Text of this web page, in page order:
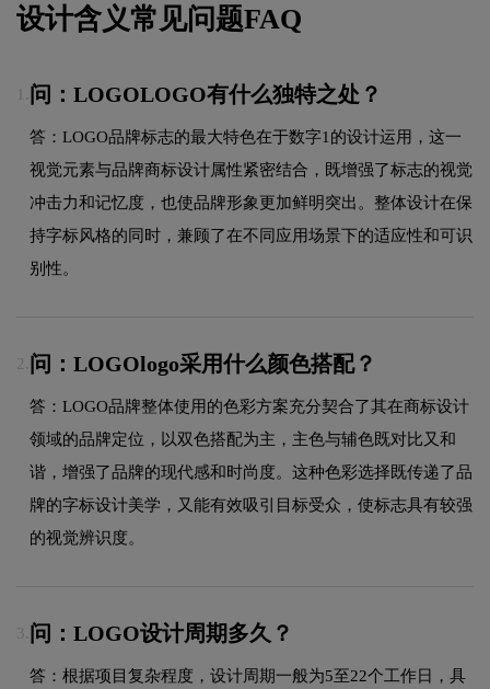
设计含义常见问题FAQ
问：LOGOLOGO有什么独特之处？
答：LOGO品牌标志的最大特色在于数字1的设计运用，这一
视觉元素与品牌商标设计属性紧密结合，既增强了标志的视觉
冲击力和记忆度，也使品牌形象更加鲜明突出。整体设计在保
持字标风格的同时，兼顾了在不同应用场景下的适应性和可识
别性。
2. 问：LOGOlogo采用什么颜色搭配？
答：LOGO品牌整体使用的色彩方案充分契合了其在商标设计
领域的品牌定位，以双色搭配为主，主色与辅色既对比又和
谐，增强了品牌的现代感和时尚度。这种色彩选择既传递了品
牌的字标设计美学，又能有效吸引目标受众，使标志具有较强
的视觉辨识度。
3. 问：LOGO设计周期多久？
答：根据项目复杂程度，设计周期一般为5至22个工作日，具